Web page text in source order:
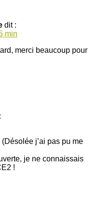
dit :
min
merci beaucoup pour
j’ai pas pu me
je ne connaissais
!